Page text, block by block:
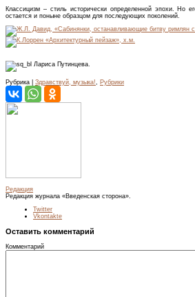
Классицизм – стиль исторически определенной эпохи. Но
остается и поныне образцом для последующих поколений.
Лариса Путинцева.
Рубрика | Здравствуй, музыка! Рубрики
Редакция
Редакция журнала «Введенская сторона».
Twitter
Vkontakte
Оставить комментарий
Комментарий